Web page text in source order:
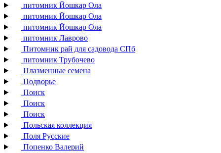
питомник Йошкар Ола
питомник Йошкар Ола
питомник Йошкар Ола
питомник Лаврово
Питомник рай для садовода СПб
питомник Трубочево
Плазменные семена
Подворье
Поиск
Поиск
Поиск
Польская коллекция
Поля Русские
Попенко Валерий